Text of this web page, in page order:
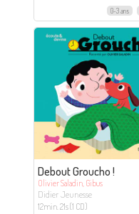
0-3 ans
Debout Groucho !
Olivier Saladin, Gibus
Didier Jeunesse
12min. 21s (1 CD)